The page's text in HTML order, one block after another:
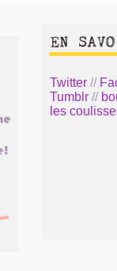
Twitter //
Tumblr //
les